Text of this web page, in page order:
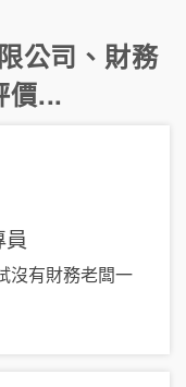
公司 、 財務
價...
沒有財務老闆一